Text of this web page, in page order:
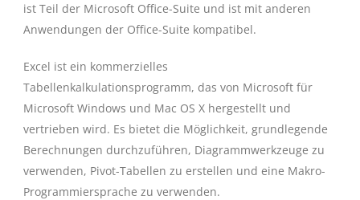
ist Teil der Microsoft Office-Suite und ist mit anderen
Anwendungen der Office-Suite kompatibel.
Excel ist ein kommerzielles
Tabellenkalkulationsprogramm, das von Microsoft für
Microsoft Windows und Mac OS X hergestellt und
vertrieben wird. Es bietet die Möglichkeit, grundlegende
Berechnungen durchzuführen, Diagrammwerkzeuge zu
verwenden, Pivot-Tabellen zu erstellen und eine Makro-
Programmiersprache zu verwenden.